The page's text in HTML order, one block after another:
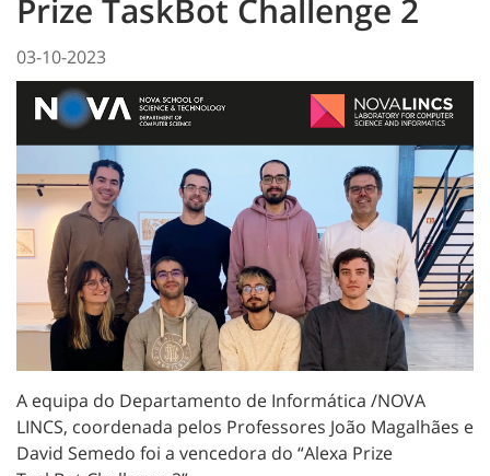
Prize TaskBot Challenge 2
03-10-2023
A equipa do Departamento de Informática /NOVA
LINCS, coordenada pelos Professores João Magalhães e
David Semedo foi a vencedora do “Alexa Prize